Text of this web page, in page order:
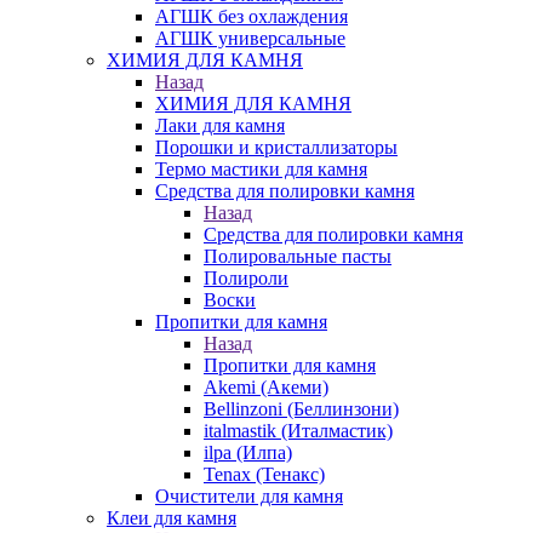
АГШК без охлаждения
АГШК универсальные
ХИМИЯ ДЛЯ КАМНЯ
Назад
ХИМИЯ ДЛЯ КАМНЯ
Лаки для камня
Порошки и кристаллизаторы
Термо мастики для камня
Средства для полировки камня
Назад
Средства для полировки камня
Полировальные пасты
Полироли
Воски
Пропитки для камня
Назад
Пропитки для камня
Akemi (Акеми)
Bellinzoni (Беллинзони)
italmastik (Италмастик)
ilpa (Илпа)
Tenax (Тенакс)
Очистители для камня
Клеи для камня